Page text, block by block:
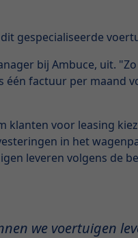
gespecialiseerde
bij Ambuce, uit.
factuur per maand
klanten voor leasing
in het
leveren volgens de
we voertuigen